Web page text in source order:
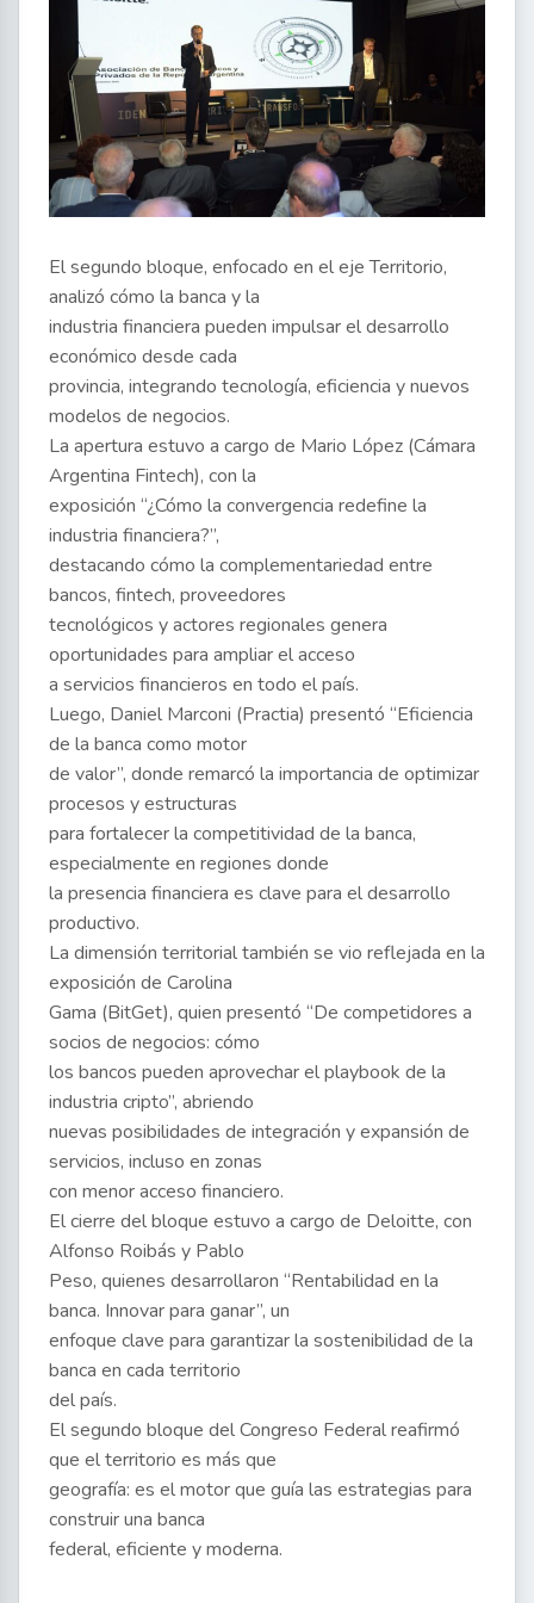
El segundo bloque, enfocado en el eje Territorio,
analizó cómo la banca y la
industria financiera pueden impulsar el desarrollo
económico desde cada
provincia, integrando tecnología, eficiencia y nuevos
modelos de negocios.
La apertura estuvo a cargo de Mario López (Cámara
Argentina Fintech), con la
exposición “¿Cómo la convergencia redefine la
industria financiera?”,
destacando cómo la complementariedad entre
bancos, fintech, proveedores
tecnológicos y actores regionales genera
oportunidades para ampliar el acceso
a servicios financieros en todo el país.
Luego, Daniel Marconi (Practia) presentó “Eficiencia
de la banca como motor
de valor”, donde remarcó la importancia de optimizar
procesos y estructuras
para fortalecer la competitividad de la banca,
especialmente en regiones donde
la presencia financiera es clave para el desarrollo
productivo.
La dimensión territorial también se vio reflejada en la
exposición de Carolina
Gama (BitGet), quien presentó “De competidores a
socios de negocios: cómo
los bancos pueden aprovechar el playbook de la
industria cripto”, abriendo
nuevas posibilidades de integración y expansión de
servicios, incluso en zonas
con menor acceso financiero.
El cierre del bloque estuvo a cargo de Deloitte, con
Alfonso Roibás y Pablo
Peso, quienes desarrollaron “Rentabilidad en la
banca. Innovar para ganar”, un
enfoque clave para garantizar la sostenibilidad de la
banca en cada territorio
del país.
El segundo bloque del Congreso Federal reafirmó
que el territorio es más que
geografía: es el motor que guía las estrategias para
construir una banca
federal, eficiente y moderna.